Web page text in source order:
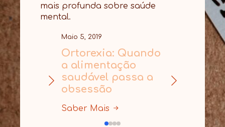
mais profunda sobre saúde
mental.
Ortorexia: Quando
a alimentação
saudável passa a
obsessão
Maio 5, 2019
Saber Mais
Isso é tudo
Saber Mais